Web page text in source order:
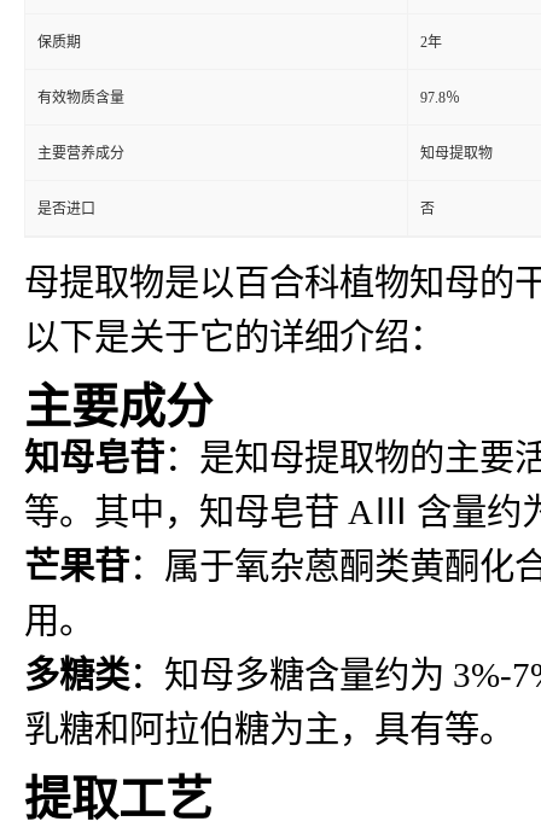
保质期 2年
有效物质含量 97.8％
主要营养成分 知母提取物
是否进口 否
母提取物是以百合科植物知母的
以下是关于它的详细介绍：
主要成分
知母皂苷：是知母提取物的主
等。其中，知母皂苷 AⅢ 含量约
芒果苷：属于氧杂蒽酮类黄酮化
用。
多糖类：知母多糖含量约为 3%-
乳糖和阿拉伯糖为主，具有等。
提取工艺